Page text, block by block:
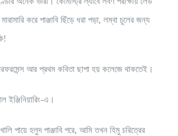
করে পাঞ্জাবি ছিঁড়ে ধরা পড়া, লম্বা চুলের জন্য
আর প্রথম কবিতা ছাপা হয় কলেজে থাকতেই।
ইঞ্জিনিয়ারিং-এ।
পায়ে হলুদ পাঞ্জাবি পরে, আমি তখন হিমু চরিত্রের